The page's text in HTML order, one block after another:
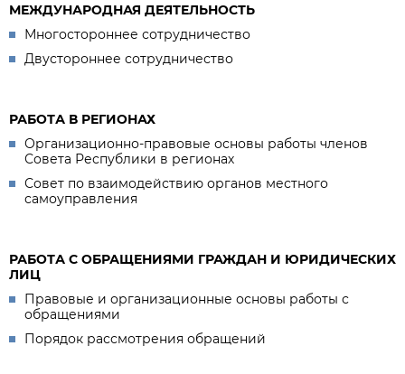
МЕЖДУНАРОДНАЯ ДЕЯТЕЛЬНОСТЬ
Многостороннее сотрудничество
Двустороннее сотрудничество
РАБОТА В РЕГИОНАХ
Организационно-правовые основы работы членов
Совета Республики в регионах
Совет по взаимодействию органов местного
самоуправления
РАБОТА С ОБРАЩЕНИЯМИ ГРАЖДАН И ЮРИДИЧЕСКИХ
ЛИЦ
Правовые и организационные основы работы с
обращениями
Порядок рассмотрения обращений